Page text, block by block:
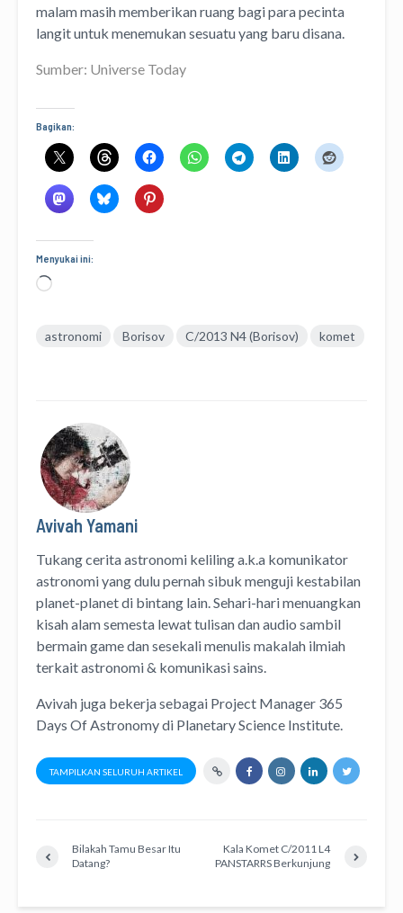
malam masih memberikan ruang bagi para pecinta
langit untuk menemukan sesuatu yang baru disana.
Sumber: Universe Today
Bagikan:
Menyukai ini:
Memuat...
astronomi Borisov C/2013 N4 (Borisov) komet
Avivah Yamani
Tukang cerita astronomi kelilinga.k.a komunikator
astronomiyang dulu pernah sibuk menguji kestabilan
planet-planet di bintang lain. Sehari-hari menuangkan
kisah alam semesta lewattulisandanaudio sambil
bermain game dan sesekali menulis makalah ilmiah
terkait astronomi & komunikasi sains.
Avivah juga bekerja sebagai Project Manager 365
Days Of Astronomydi Planetary Science Institute.
TAMPILKAN SELURUH ARTIKEL
Bilakah Tamu Besar Itu
Datang?
Kala Komet C/2011 L4
PANSTARRS Berkunjung